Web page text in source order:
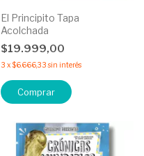
El Principito Tapa
Acolchada
$19.999,00
3 x$6.666,33 sin interés
Comprar